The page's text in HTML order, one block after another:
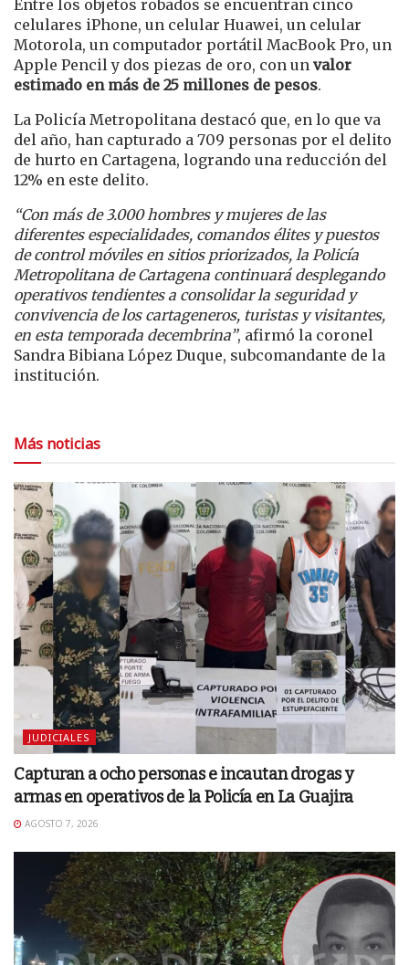
Entre los objetos robados se encuentran cinco
celulares iPhone, un celular Huawei, un celular
Motorola, un computador portátil MacBook Pro, un
Apple Pencil y dos piezas de oro, con un valor
estimado en más de 25 millones de pesos.
La Policía Metropolitana destacó que, en lo que va
del año, han capturado a 709 personas por el delito
de hurto en Cartagena, logrando una reducción del
12% en este delito.
“Con más de 3.000 hombres y mujeres de las
diferentes especialidades, comandos élites y puestos
de control móviles en sitios priorizados, la Policía
Metropolitana de Cartagena continuará desplegando
operativos tendientes a consolidar la seguridad y
convivencia de los cartageneros, turistas y visitantes,
en esta temporada decembrina”, afirmó la coronel
Sandra Bibiana López Duque, subcomandante de la
institución.
Más noticias
JUDICIALES
Capturan a ocho personas e incautan drogas y
armas en operativos de la Policía en La Guajira
AGOSTO 7, 2026